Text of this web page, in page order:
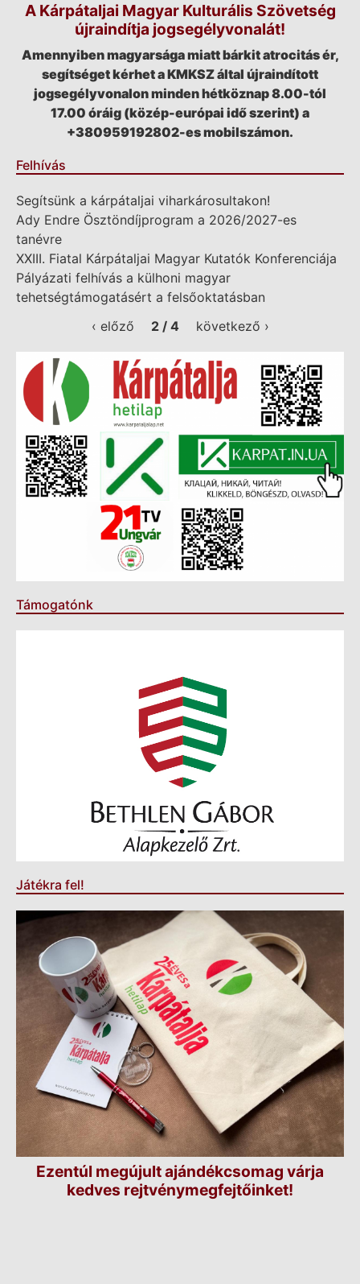
A Kárpátaljai Magyar Kulturális Szövetség
újraindítja jogsegélyvonalát!
Amennyiben magyarsága miatt bárkit atrocitás ér,
segítséget kérhet a KMKSZ által újraindított
jogsegélyvonalon minden hétköznap 8.00-tól
17.00 óráig (közép-európai idő szerint) a
+380959192802-es mobilszámon.
Felhívás
Segítsünk a kárpátaljai viharkárosultakon!
Ady Endre Ösztöndíjprogram a 2026/2027-es
tanévre
XXIII. Fiatal Kárpátaljai Magyar Kutatók Konferenciája
Pályázati felhívás a külhoni magyar
tehetségtámogatásért a felsőoktatásban
‹ előző
2 / 4 következő ›
Támogatónk
Játékra fel!
Ezentúl megújult ajándékcsomag várja
kedves rejtvénymegfejtőinket!